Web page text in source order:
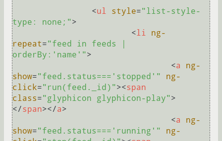
<ul style="list-style-
type: none;">
<li
ng-
repeat="feed in feeds |
orderBy:'name'">
<a
ng-
show="feed.status==='stopped'"
ng-
click="run(feed._id)"><span
class="glyphicon glyphicon-play">
</span></a>
<a
ng-
show="feed.status==='running'"
ng-